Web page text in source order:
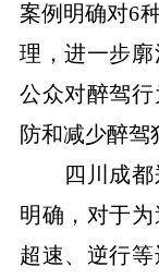
案例明确对6
理，进一步
公众对醉驾
防和减少醉驾
四川成都
明确，对于
超速、逆行